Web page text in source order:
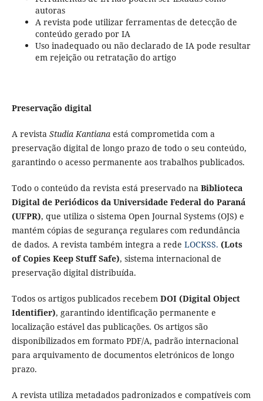
autoras
A revista pode utilizar ferramentas de detecção de
conteúdo gerado por IA
Uso inadequado ou não declarado de IA pode resultar
em rejeição ou retratação do artigo
Preservação digital
A revista Studia Kantianaestá comprometida com a
preservação digital de longo prazo de todo o seu conteúdo,
garantindo o acesso permanente aos trabalhos publicados.
Todo o conteúdo da revista está preservado na Biblioteca
Digital de Periódicos da Universidade Federal do Paraná
(UFPR), que utiliza o sistema Open Journal Systems (OJS) e
mantém cópias de segurança regulares com redundância
de dados. A revista também integra a rede LOCKSS. (Lots
of Copies Keep Stuff Safe), sistema internacional de
preservação digital distribuída.
Todos os artigos publicados recebem DOI (Digital Object
Identifier), garantindo identificação permanente e
localização estável das publicações. Os artigos são
disponibilizados em formato PDF/A, padrão internacional
para arquivamento de documentos eletrónicos de longo
prazo.
A revista utiliza metadados padronizados e compatíveis com